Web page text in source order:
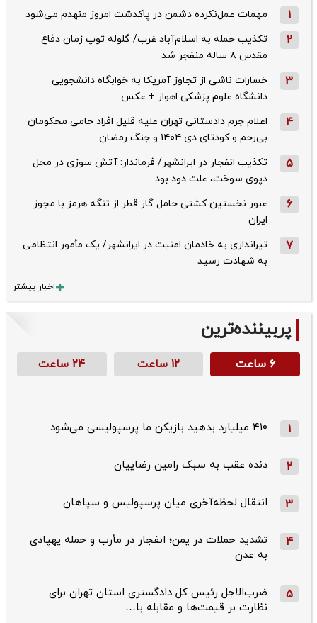
1 مهمات عمل‌نکرده دشمن در پاکدشت امروز منهدم می‌شود
2
تکذیب حمله به اسلام‌آباد غرب/ گلوله توپ زمان دفاع
مقدس ۸ ساله منفجر شد
3
خسارات ناشی از تجاوز آمریکا به خوابگاه دانشجویی
دانشگاه علوم پزشکی اهواز + عکس
4
اعلام جرم دادستانی تهران علیه قلیل افراد حامی محکومان
بی‌رحم و کودتای دی‌ ۱۴۰۴ و جنگ رمضان
5
تکذیب ‌انفجار در ایرانشهر/ فرماندار: آتش سوزی در محل
دپوی سوخت، علت دود بود
6
عبور نخستین کشتی حامل گاز قطر از تنگه هرمز با مجوز
ایران
7
تیراندازی به خادمان امنیت در ایرانشهر/ یک مأمور انتظامی
به شهادت رسید
اخبار بیشتر
پربیننده‌ترین
۶ ساعت ۱۲ ساعت ۲۴ ساعت
1 ۴۱۰ میلیارد بدهید بازیکن ما پرسپولیسی می‌شود
2 دنده عقب به سبک رامین رضاییان
3 انتقال لحظه‌آخری میان پرسپولیس و سپاهان
4
تشدید حملات در یمن؛ انفجار در مأرب و حمله پهپادی
به عدن
5
ضرب‌الاجل رئیس کل دادگستری استان تهران برای
نظارت بر قیمت‌ها و مقابله با…